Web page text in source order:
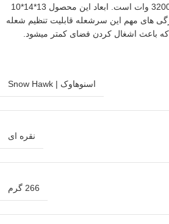
266 گرم و قدرت حرارت آن 3200 وات است. ابعاد این محصول 13*14*10
های مهم این سرشعله قابلیت تنظیم شعله
باعث اشغال کردن فضای کمتر میشود.
اسنوهاوک | Snow Hawk
نقره ای
266 گرم